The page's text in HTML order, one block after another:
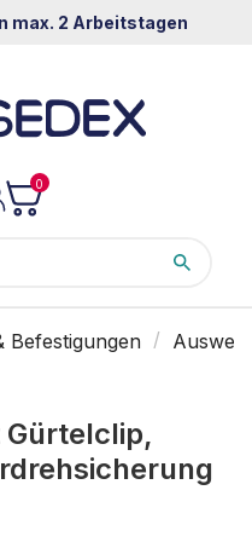
max. 2 Arbeitstagen
0
Befestigungen